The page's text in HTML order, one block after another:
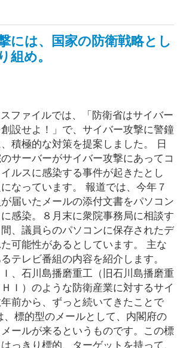
には、国家の防衛戦略とし
組め。
ファイルでは、「防衛省はサイバー
設せよ！」で、サイバー攻撃に警鐘
積極的な対策を提案しました。 日
サーバーがサイバー攻撃にあってコ
ルスに感染する事件が起きたとし
なっています。 報道では、今年７
届いたメールの添付文書をパソコン
感染。８月末に衆院事務局に相談す
、議員らのパソコンに保存されたデ
可能性があるとしています。 主な
テレビ番組の内容を紹介します。
、石川島播磨重工（旧石川島播磨重
Ｉ）のような防衛産業に対するサイ
前から、ずっと続いてきたことで
標的型のメールとして、内閣府の
ールが来るというものです。この標
っきり標的、ターゲットを持って、